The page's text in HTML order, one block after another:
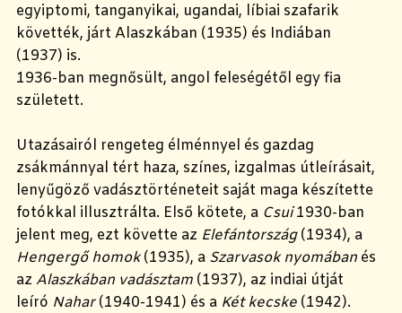
egyiptomi, tanganyikai, ugandai, líbiai szafarik
követték, járt Alaszkában (1935) és Indiában
(1937) is.
1936-ban megnősült, angol feleségétől egy fia
született.
Utazásairól rengeteg élménnyel és gazdag
zsákmánnyal tért haza, színes, izgalmas útleírásait,
lenyűgöző vadásztörténeteit saját maga készítette
fotókkal illusztrálta. Első kötete, a Csui1930-ban
jelent meg, ezt követte az Elefántország(1934), a
Hengergő homok(1935), a Szarvasok nyomában és
az Alaszkában vadásztam (1937), az indiai útját
leíró Nahar(1940-1941) és a Két kecske (1942).